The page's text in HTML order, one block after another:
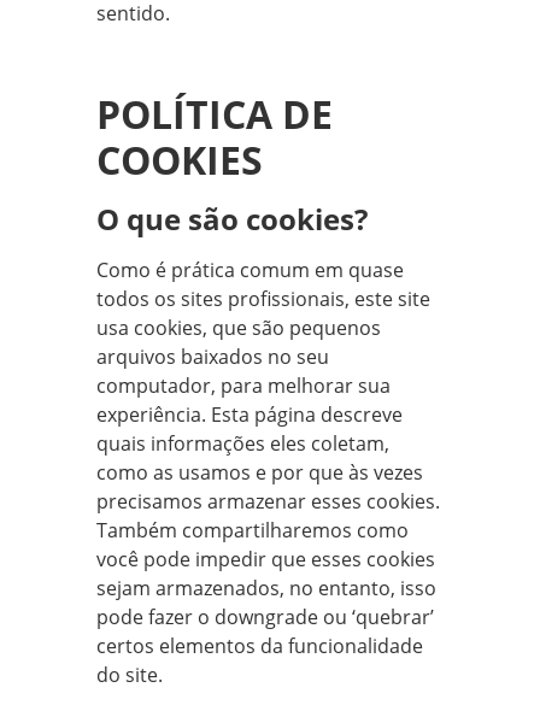
sentido.
POLÍTICA DE
COOKIES
O que são cookies?
Como é prática comum em quase
todos os sites profissionais, este site
usa cookies, que são pequenos
arquivos baixados no seu
computador, para melhorar sua
experiência. Esta página descreve
quais informações eles coletam,
como as usamos e por que às vezes
precisamos armazenar esses cookies.
Também compartilharemos como
você pode impedir que esses cookies
sejam armazenados, no entanto, isso
pode fazer o downgrade ou ‘quebrar’
certos elementos da funcionalidade
do site.